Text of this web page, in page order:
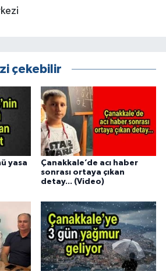
çekebilir
yasa
Çanakkale’de acı haber
sonrası ortaya çıkan
detay... (Video)